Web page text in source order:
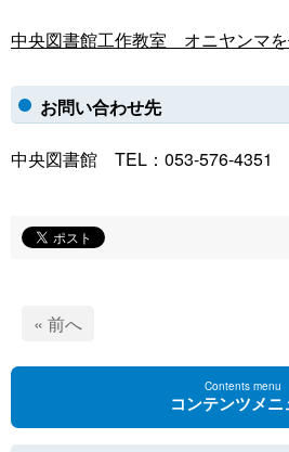
中央図書館工作教室 オニヤンマ
お問い合わせ先
中央図書館 TEL：053-576-4351
« 前へ
Contents menu
コンテンツメニ